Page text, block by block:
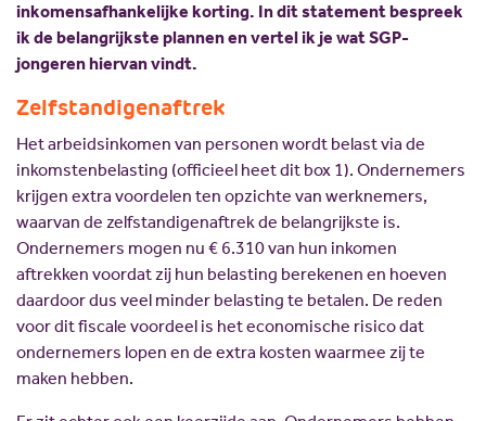
inkomensafhankelijke korting. In dit statement bespreek
ik de belangrijkste plannen en vertel ik je wat SGP-
jongeren hiervan vindt.
Zelfstandigenaftrek
Het arbeidsinkomen van personen wordt belast via de
inkomstenbelasting (officieel heet dit box 1). Ondernemers
krijgen extra voordelen ten opzichte van werknemers,
waarvan de zelfstandigenaftrek de belangrijkste is.
Ondernemers mogen nu € 6.310 van hun inkomen
aftrekken voordat zij hun belasting berekenen en hoeven
daardoor dus veel minder belasting te betalen. De reden
voor dit fiscale voordeel is het economische risico dat
ondernemers lopen en de extra kosten waarmee zij te
maken hebben.